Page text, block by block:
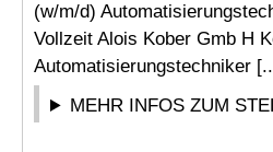
(w/m/d)
Vollzeit Alois Kober Gmb H
Automatisierungstechniker
MEHR INFOS ZUM